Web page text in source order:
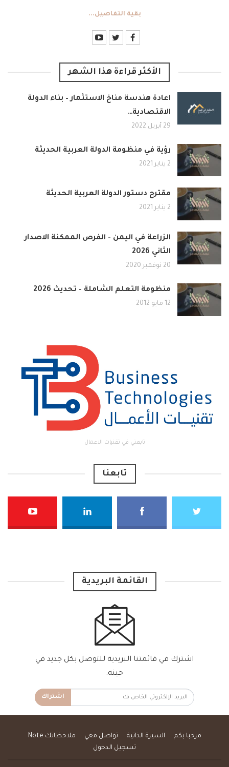
بقية التفاصيل...
الأكثر قراءة هذا الشهر
اعادة هندسة مناخ الاستثمار – بناء الدولة
الاقتصادية…
29 أبريل 2022
رؤية في منظومة الدولة العربية الحديثة
2 يناير 2021
مقترح دستور الدولة العربية الحديثة
2 يناير 2021
الزراعة في اليمن – الفرص الممكنة الاصدار
الثاني 2026
20 نوفمبر 2020
منظومة التعلم الشاملة – تحديث 2026
12 مايو 2012
تابعني في تقنيات الاعمال
تابعنا
القائمة البريدية
اشترك في قائمتنا البريدية للتوصل بكل جديد في
حينه.
اشتراك
مرحبا بكم السيرة الذاتية تواصل معي
ملاحظاتك Note
تسجيل الدخول